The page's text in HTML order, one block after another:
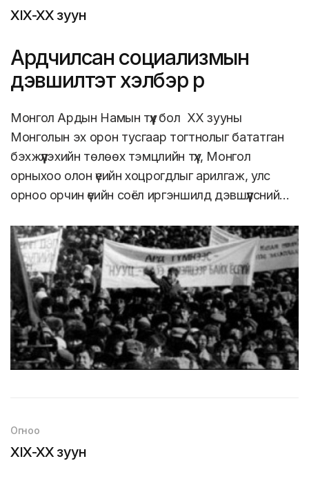
XIX-XX зуун
Ардчилсан социализмын
дэвшилтэт хэлбэр рүү
Монгол Ардын Намын түүх бол ХХ зууны
Монголын эх орон тусгаар тогтнолыг бататган
бэхжүүлэхийн төлөөх тэмцлийн түүх, Монгол
орныхоо олон үеийн хоцрогдлыг арилгаж, улс
орноо орчин үеийн соёл иргэншилд дэвшүүлсний…
Огноо
XIX-XX зуун